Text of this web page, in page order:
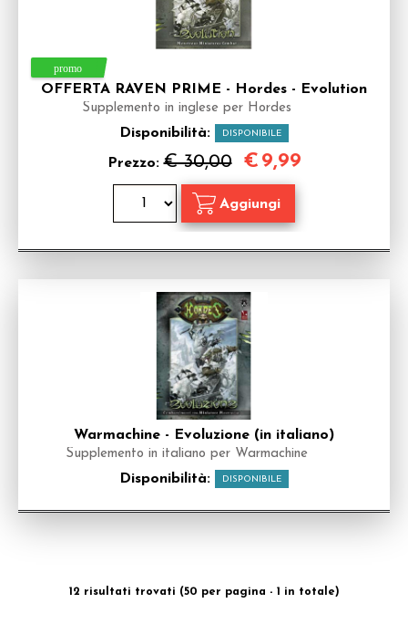
OFFERTA RAVEN PRIME - Hordes - Evolution
Supplemento in inglese per Hordes
Disponibilità: DISPONIBILE
Prezzo:€ 30,00 € 9,99
Warmachine - Evoluzione (in italiano)
Supplemento in italiano per Warmachine
Disponibilità: DISPONIBILE
12 risultati trovati (50 per pagina - 1 in totale)